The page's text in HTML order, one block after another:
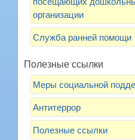
организации
Служба ранней помощи
Полезные ссылки
Меры социальной
Антитеррор
Полезные ссылки